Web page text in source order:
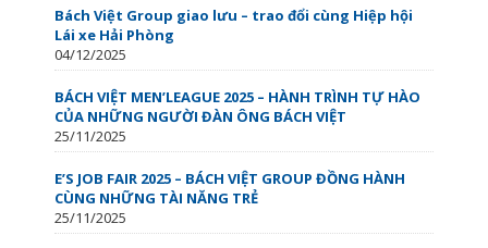
Bách Việt Group giao lưu – trao đổi cùng Hiệp hội
Lái xe Hải Phòng
04/12/2025
BÁCH VIỆT MEN’LEAGUE 2025 – HÀNH TRÌNH TỰ HÀO
CỦA NHỮNG NGƯỜI ĐÀN ÔNG BÁCH VIỆT
25/11/2025
E’S JOB FAIR 2025 – BÁCH VIỆT GROUP ĐỒNG HÀNH
CÙNG NHỮNG TÀI NĂNG TRẺ
25/11/2025